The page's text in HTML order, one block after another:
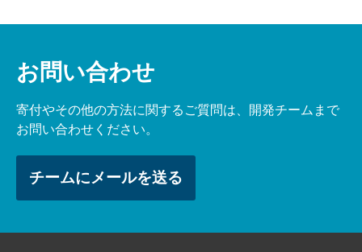
お問い合わせ
寄付やその他の方法に関するご質問は、開発チームまで
お問い合わせください。
チームにメールを送る